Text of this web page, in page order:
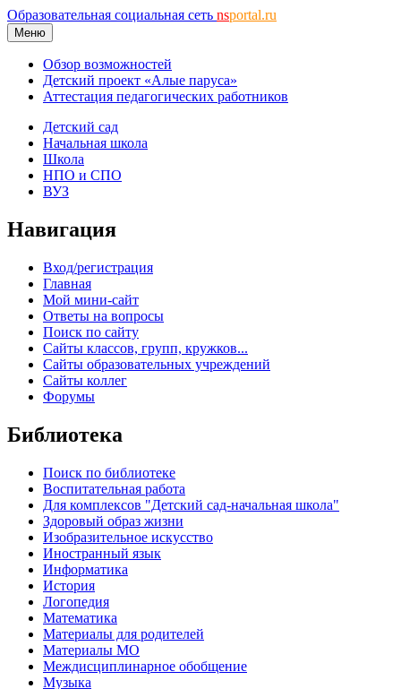
Образовательная социальная сеть nsportal.ru
Меню
Обзор возможностей
Детский проект «Алые паруса»
Аттестация педагогических работников
Детский сад
Начальная школа
Школа
НПО и СПО
ВУЗ
Навигация
Вход/регистрация
Главная
Мой мини-сайт
Ответы на вопросы
Поиск по сайту
Сайты классов, групп, кружков...
Сайты образовательных учреждений
Сайты коллег
Форумы
Библиотека
Поиск по библиотеке
Воспитательная работа
Для комплексов "Детский сад-начальная школа"
Здоровый образ жизни
Изобразительное искусство
Иностранный язык
Информатика
История
Логопедия
Математика
Материалы для родителей
Материалы МО
Междисциплинарное обобщение
Музыка